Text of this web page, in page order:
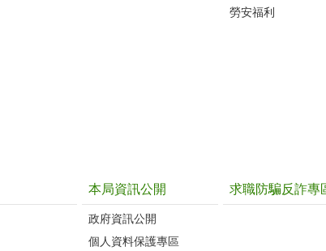
勞安福利
本局資訊公開
政府資訊公開
個人資料保護專區
求職防騙反詐專